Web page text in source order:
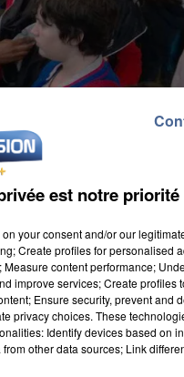
et de
pour fêter la Science.
est notre priorité
your consent and/or our
Create profiles for personalised
content performance;
improve services; Create profiles
Ensure security, prevent and
privacy choices. These
Identify devices based on
other data sources; Link